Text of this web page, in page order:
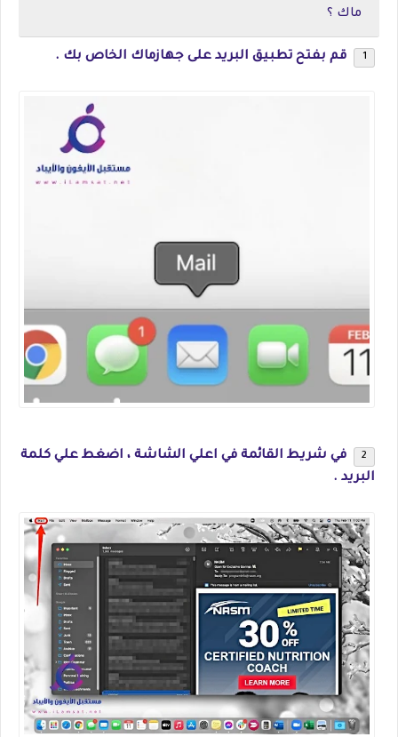
ماك ؟
قم بفتح تطبيق البريد على جهازماك الخاص بك .
في شريط القائمة في اعلي الشاشة ، اضغط علي كلمة
البريد .